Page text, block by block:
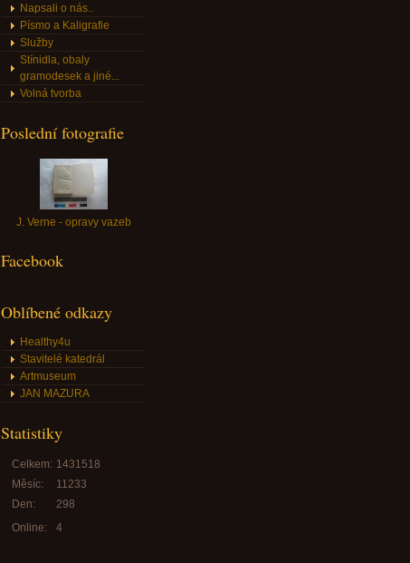
Napsali o nás..
Písmo a Kaligrafie
Služby
Stínidla, obaly
gramodesek a jiné...
Volná tvorba
Poslední fotografie
J. Verne - opravy vazeb
Facebook
Oblíbené odkazy
Healthy4u
Stavitelé katedrál
Artmuseum
JAN MAZURA
Statistiky
Online: 4
Celkem: 1431518
Měsíc:
11233
Den:
298